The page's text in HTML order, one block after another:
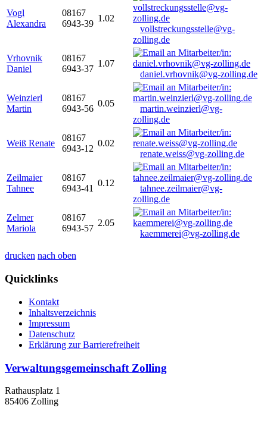
Vogl
Alexandra
08167
6943-39
1.02
vollstreckungsstelle@vg-
zolling.de
Vrhovnik
Daniel
08167
6943-37
1.07
daniel.vrhovnik@vg-zolling.de
Weinzierl
Martin
08167
6943-56
0.05
martin.weinzierl@vg-
zolling.de
Weiß Renate
08167
6943-12
0.02
renate.weiss@vg-zolling.de
Zeilmaier
Tahnee
08167
6943-41
0.12
tahnee.zeilmaier@vg-
zolling.de
Zelmer
Mariola
08167
6943-57
2.05
kaemmerei@vg-zolling.de
drucken nach oben
Quicklinks
Kontakt
Inhaltsverzeichnis
Impressum
Datenschutz
Erklärung zur Barrierefreiheit
Verwaltungsgemeinschaft Zolling
Rathausplatz 1
85406 Zolling